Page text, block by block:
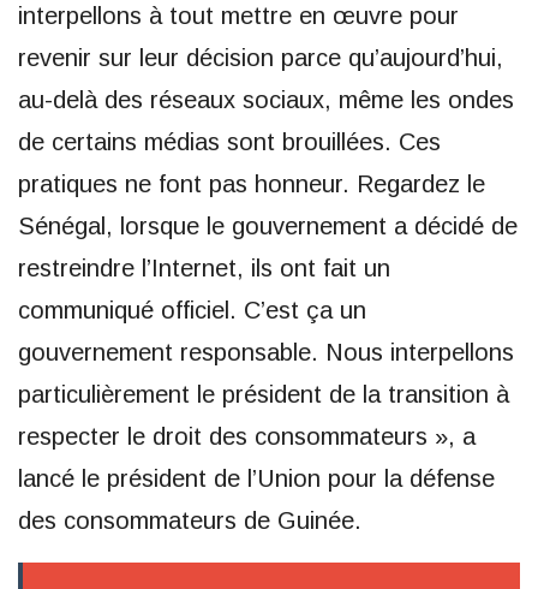
interpellons à tout mettre en œuvre pour
revenir sur leur décision parce qu’aujourd’hui,
au-delà des réseaux sociaux, même les ondes
de certains médias sont brouillées. Ces
pratiques ne font pas honneur. Regardez le
Sénégal, lorsque le gouvernement a décidé de
restreindre l’Internet, ils ont fait un
communiqué officiel. C’est ça un
gouvernement responsable. Nous interpellons
particulièrement le président de la transition à
respecter le droit des consommateurs », a
lancé le président de l’Union pour la défense
des consommateurs de Guinée.